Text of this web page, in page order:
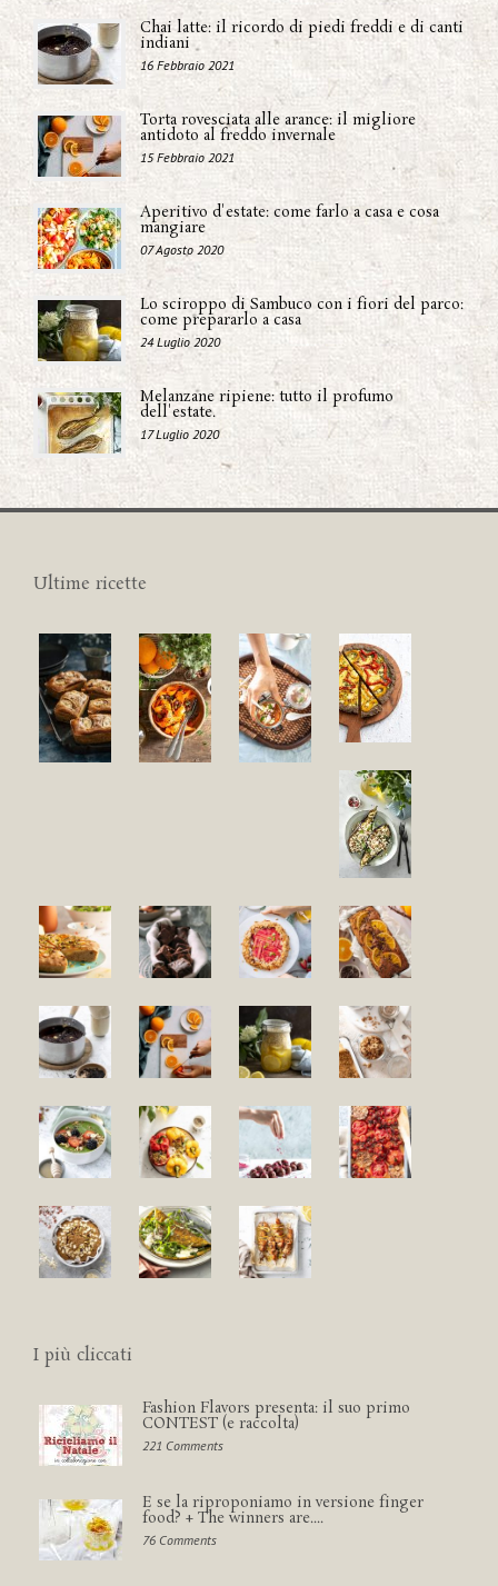
Chai latte: il ricordo di piedi freddi e di canti
indiani
16 Febbraio 2021
Torta rovesciata alle arance: il migliore
antidoto al freddo invernale
15 Febbraio 2021
Aperitivo d'estate: come farlo a casa e cosa
mangiare
07 Agosto 2020
Lo sciroppo di Sambuco con i fiori del parco:
come prepararlo a casa
24 Luglio 2020
Melanzane ripiene: tutto il profumo
dell'estate.
17 Luglio 2020
Ultime ricette
I più cliccati
Fashion Flavors presenta: il suo primo
CONTEST (e raccolta)
221 Comments
E se la riproponiamo in versione finger
food? + The winners are....
76 Comments